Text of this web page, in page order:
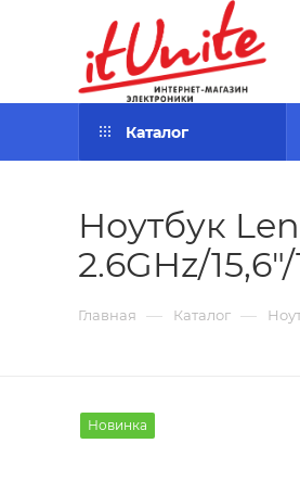
Каталог
Ноутбук
2.6GHz/
Главная — Каталог —
Новинка